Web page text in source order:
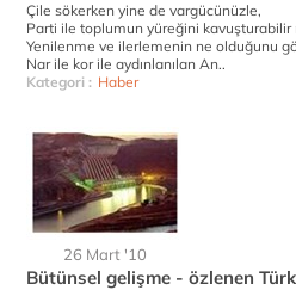
Çile sökerken yine de vargücünüzle,
Parti ile toplumun yüreğini kavuşturabilir
Yenilenme ve ilerlemenin ne olduğunu
Nar ile kor ile aydınlanılan An..
Kategori : Haber
26 Mart '10
Bütünsel gelişme - özlenen